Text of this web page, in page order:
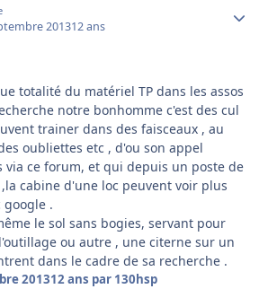
201312 ans
totalité du matériel TP dans les assos
notre bonhomme c'est des cul
trainer dans des faisceaux , au
oubliettes etc , d'ou son appel
via ce forum, et qui depuis un poste de
cabine d'une loc peuvent voir plus
google .
le sol sans bogies, servant pour
ou autre , une citerne sur un
dans le cadre de sa recherche .
201312 ans par 130hsp